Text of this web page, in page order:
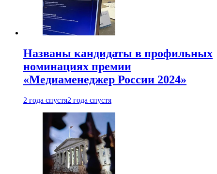
Названы кандидаты в профильных
номинациях премии
«Медиаменеджер России 2024»
2 года спустя2 года спустя